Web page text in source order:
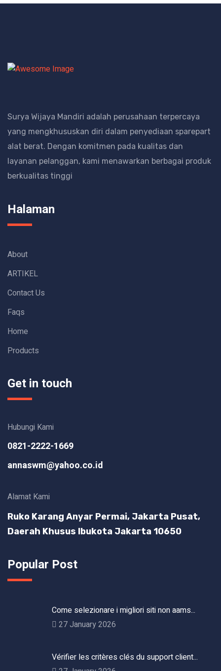
Surya Wijaya Mandiri adalah perusahaan terpercaya
yang mengkhususkan diri dalam penyediaan sparepart
alat berat. Dengan komitmen pada kualitas dan
layanan pelanggan, kami menawarkan berbagai produk
berkualitas tinggi
Halaman
About
ARTIKEL
Contact Us
Faqs
Home
Products
Get in touch
Hubungi Kami
0821-2222-1669
annaswm@yahoo.co.id
Alamat Kami
Ruko Karang Anyar Permai, Jakarta Pusat,
Daerah Khusus Ibukota Jakarta 10650
Popular Post
Come selezionare i migliori siti non aams...
27 January 2026
Vérifier les critères clés du support client...